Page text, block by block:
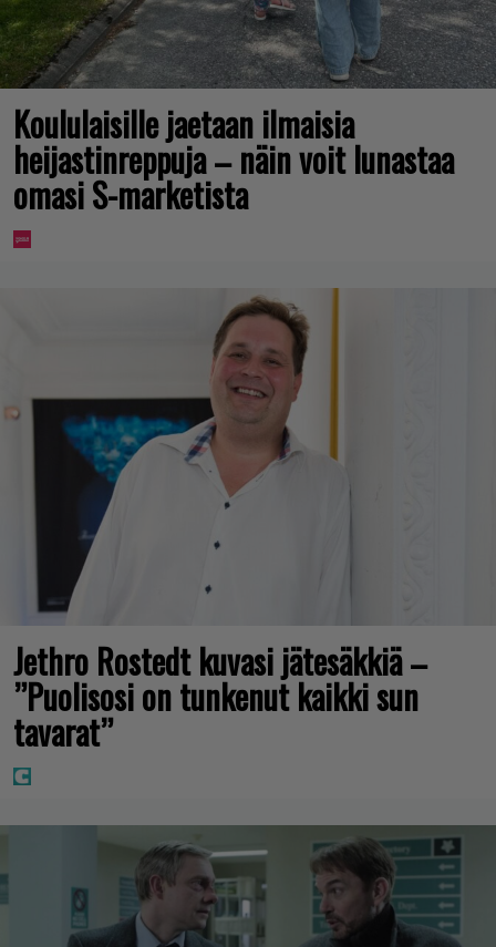
Koululaisille jaetaan ilmaisia
heijastinreppuja – näin voit lunastaa
omasi S-marketista
Jethro Rostedt kuvasi jätesäkkiä –
”Puolisosi on tunkenut kaikki sun
tavarat”